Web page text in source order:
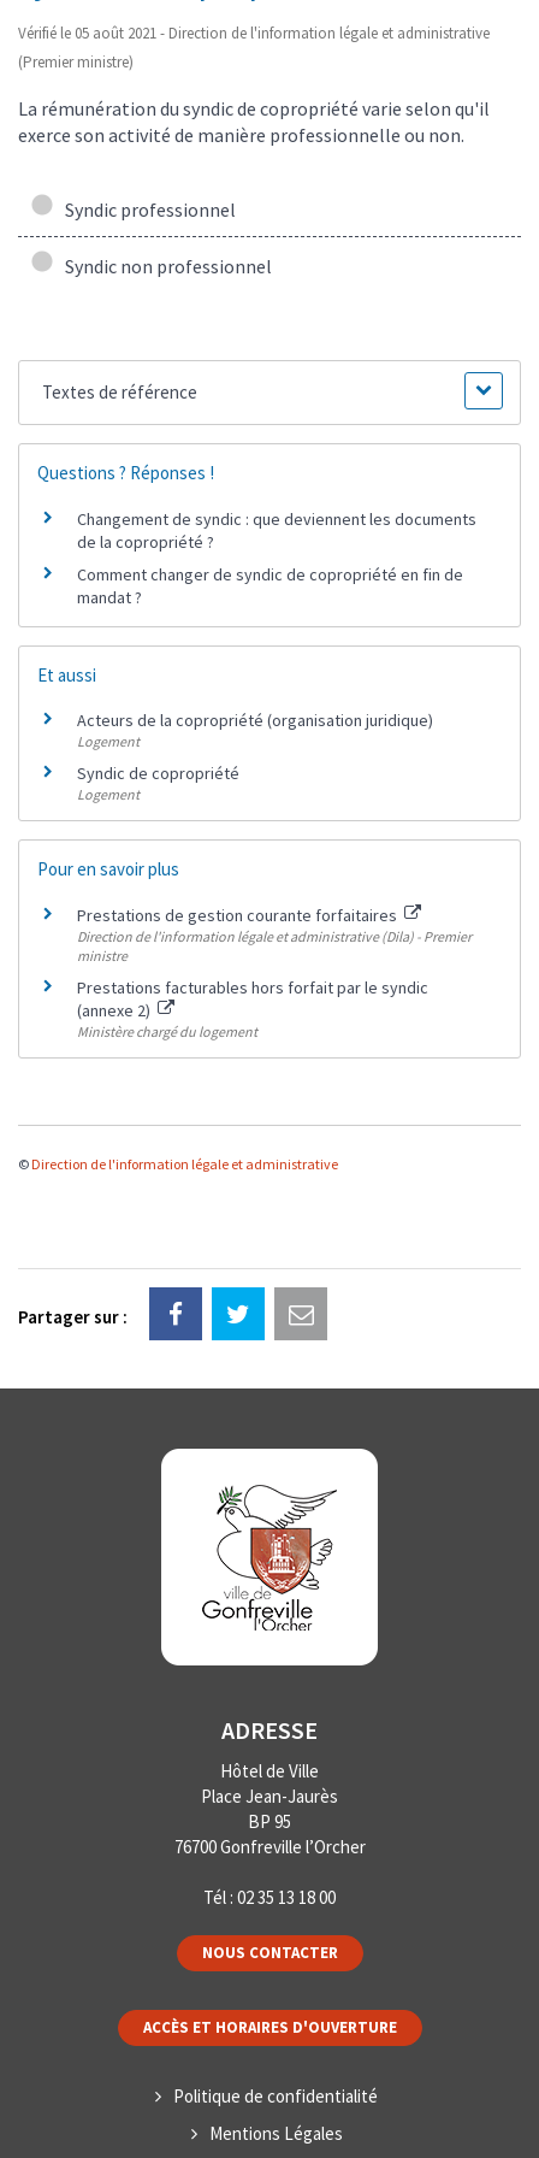
Vérifié le 05 août 2021 - Direction de l'information légale et administrative
(Premier ministre)
La rémunération du syndic de copropriété varie selon qu'il
exerce son activité de manière professionnelle ou non.
Syndic professionnel
Syndic non professionnel
Textes de référence
Questions ? Réponses !
Changement de syndic : que deviennent les documents
de la copropriété ?
Comment changer de syndic de copropriété en fin de
mandat ?
Et aussi
Acteurs de la copropriété (organisation juridique)
Logement
Syndic de copropriété
Logement
Pour en savoir plus
Prestations de gestion courante forfaitaires
Direction de l'information légale et administrative (Dila) - Premier
ministre
Prestations facturables hors forfait par le syndic
(annexe 2)
Ministère chargé du logement
© Direction de l'information légale et administrative
Partager sur :
ADRESSE
Hôtel de Ville
Place Jean-Jaurès
BP 95
76700 Gonfreville l’Orcher
Tél : 02 35 13 18 00
NOUS CONTACTER
ACCÈS ET HORAIRES D'OUVERTURE
Politique de confidentialité
Mentions Légales